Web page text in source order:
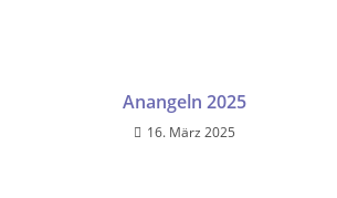
Anangeln 2025
16. März 2025